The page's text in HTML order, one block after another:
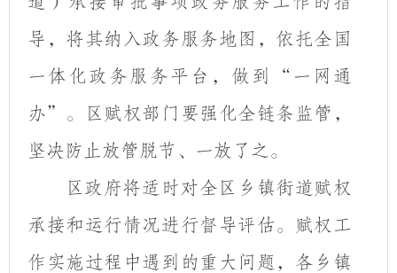
导，将其纳入政务服务地图，依托全国
一体化政务服务平台，做到
“一网通
办”。区赋权部门要强化全链条监管，
坚决防止放管脱节、一放了之。
区政府将适时对全区乡镇街道赋权
承接和运行情况进行督导评估。赋权工
作实施过程中遇到的重大问题，各乡镇